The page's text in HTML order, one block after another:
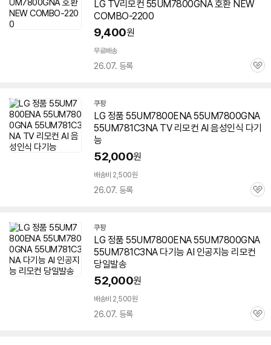
LG TV리모컨 55UM7800GNA호환 NEW
COMBO-2200
9,400원
무료배송
26.07. 등록
관
쿠팡
LG 정품 55UM7800ENA55UM7800GNA
55UM781C3NA TV 리모컨 AI 음성인식 다기
능
52,000원
배송비 2,500원
26.07. 등록
관
쿠팡
LG 정품 55UM7800ENA55UM7800GNA
55UM781C3NA 다기능 AI 인공지능 리모컨
당일발송
52,000원
배송비 2,500원
26.07. 등록
관